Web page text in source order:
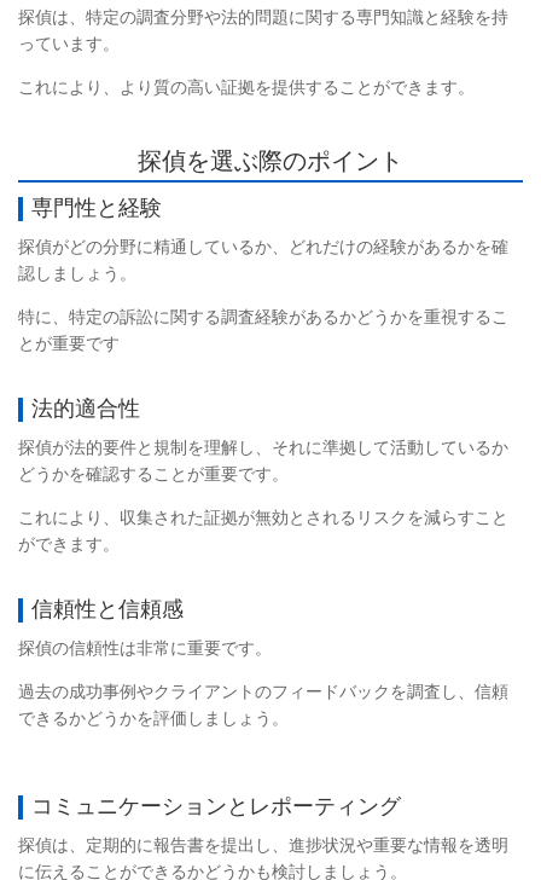
探偵は、特定の調査分野や法的問題に関する専門知識と経験を持
っています。
これにより、より質の高い証拠を提供することができます。
探偵を選ぶ際のポイント
専門性と経験
探偵がどの分野に精通しているか、どれだけの経験があるかを確
認しましょう。
特に、特定の訴訟に関する調査経験があるかどうかを重視するこ
とが重要です
法的適合性
探偵が法的要件と規制を理解し、それに準拠して活動しているか
どうかを確認することが重要です。
これにより、収集された証拠が無効とされるリスクを減らすこと
ができます。
信頼性と信頼感
探偵の信頼性は非常に重要です。
過去の成功事例やクライアントのフィードバックを調査し、信頼
できるかどうかを評価しましょう。
コミュニケーションとレポーティング
探偵は、定期的に報告書を提出し、進捗状況や重要な情報を透明
に伝えることができるかどうかも検討しましょう。